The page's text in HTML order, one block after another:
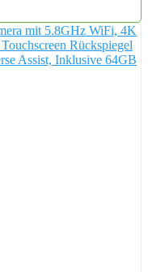
mit 5.8GHz WiFi, 4K
Rückspiegel
Assist, Inklusive 64GB